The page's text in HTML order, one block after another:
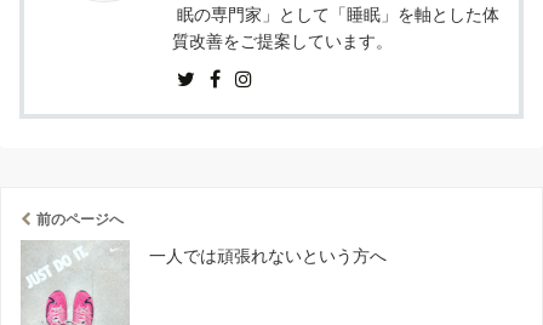
眠の専門家」として「睡眠」を軸とした体
質改善をご提案しています。
前のページへ
一人では頑張れないという方へ